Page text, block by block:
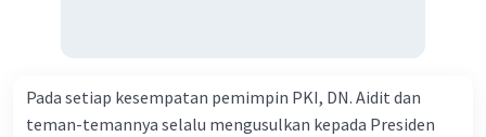
Pada setiap kesempatan pemimpin PKI, DN. Aidit dan
teman-temannya selalu mengusulkan kepada Presiden